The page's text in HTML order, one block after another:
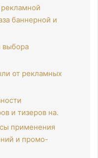
баннерной и
выбора
от рекламных
и тизеров на.
применения
и промо-